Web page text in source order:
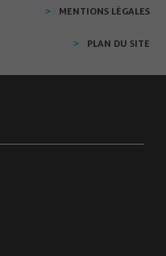
MENTIONS LÉGALES
PLAN DU SITE